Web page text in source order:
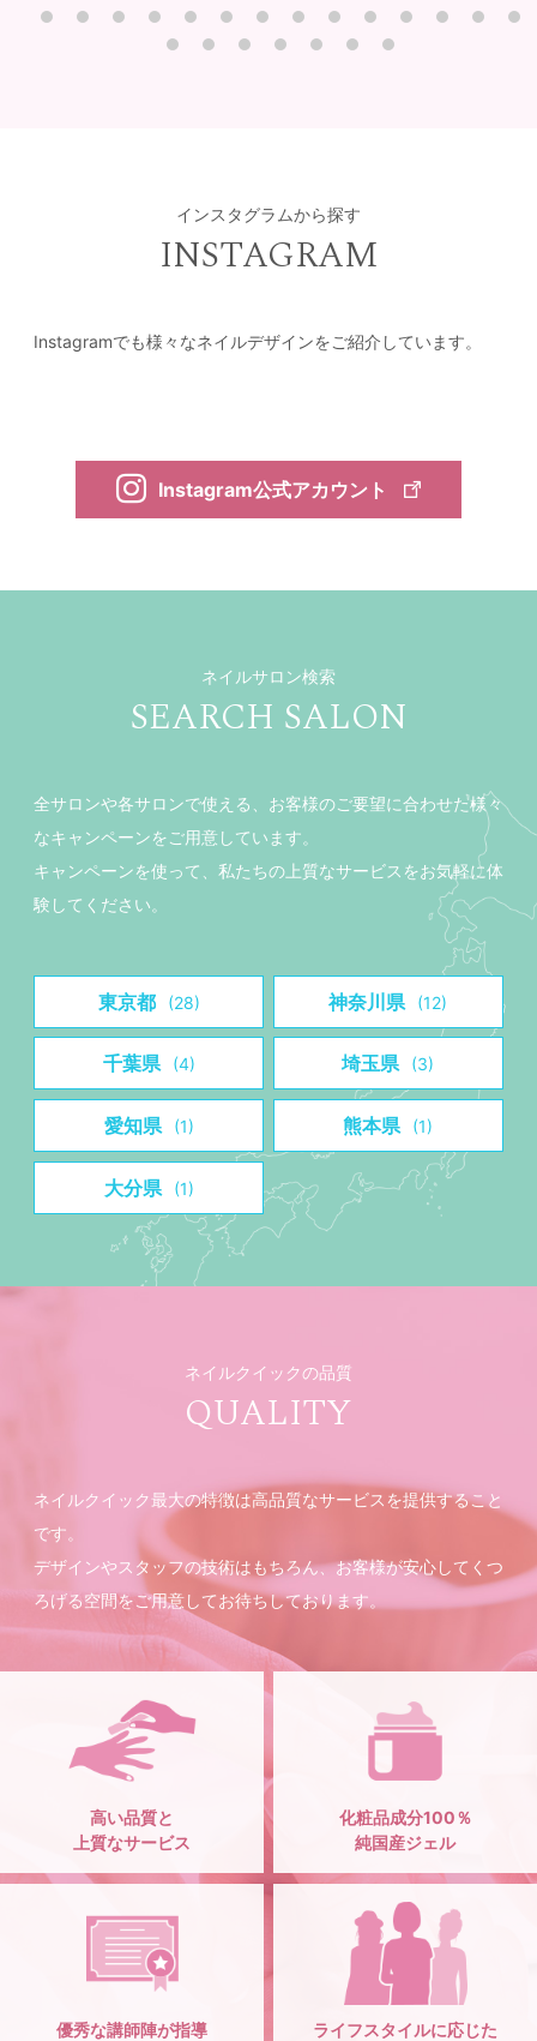
インスタグラムから探す
INSTAGRAM
Instagramでも様々なネイルデザインをご紹介しています。
Instagram公式アカウント
ネイルサロン検索
SEARCH SALON
全サロンや各サロンで使える、お客様のご要望に合わせた様々
なキャンペーンをご用意しています。
キャンペーンを使って、私たちの上質なサービスをお気軽に体
験してください。
東京都 (28) 神奈川県 (12)
千葉県 (4) 埼玉県 (3)
愛知県 (1) 熊本県 (1)
大分県 (1)
ネイルクイックの品質
QUALITY
ネイルクイック最大の特徴は高品質なサービスを提供すること
です。
デザインやスタッフの技術はもちろん、お客様が安心してくつ
ろげる空間をご用意してお待ちしております。
高い品質と
上質なサービス
化粧品成分100％
純国産ジェル
優秀な講師陣が指導
ライフスタイルに応じた